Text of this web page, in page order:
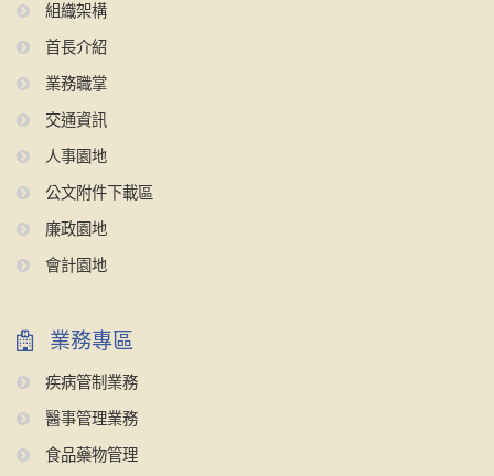
組織架構
首長介紹
業務職掌
交通資訊
人事園地
公文附件下載區
廉政園地
會計園地
業務專區
疾病管制業務
醫事管理業務
食品藥物管理